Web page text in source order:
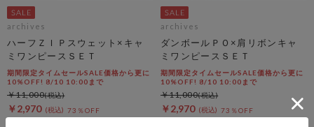
archives
ハーフＺＩＰスウェット×キャ
ミワンピースＳＥＴ
期間限定タイムセールSALE価格から更に
10%OFF! 8/10 10:00まで
￥2,970 73％OFF
￥11,000
archives
ダンボールＰＯ×肩リボンキャ
ミワンピースＳＥＴ
期間限定タイムセールSALE価格から更に
10%OFF! 8/10 10:00まで
￥2,970 73％OFF
￥11,000